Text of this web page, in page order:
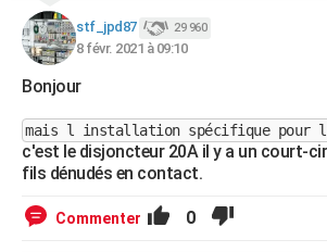
stf_jpd87 29 960
8 févr. 2021 à 09:10
Bonjour
mais l installation spécifique pour
c'est le disjoncteur 20A il y a un court-
fils dénudés en contact.
Commenter 0